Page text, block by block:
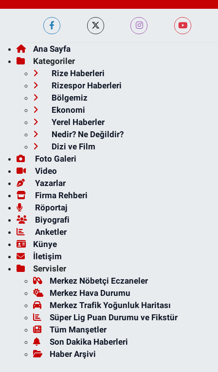
Ana Sayfa
Kategoriler
Rize Haberleri
Rizespor Haberleri
Bölgemiz
Ekonomi
Yerel Haberler
Nedir? Ne Değildir?
Dizi ve Film
Foto Galeri
Video
Yazarlar
Firma Rehberi
Röportaj
Biyografi
Anketler
Künye
İletişim
Servisler
Merkez Nöbetçi Eczaneler
Merkez Hava Durumu
Merkez Trafik Yoğunluk Haritası
Süper Lig Puan Durumu ve Fikstür
Tüm Manşetler
Son Dakika Haberleri
Haber Arşivi